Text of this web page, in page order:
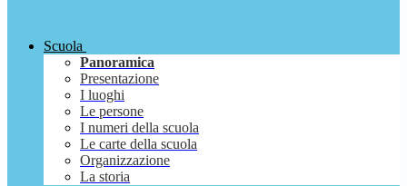
Scuola
Panoramica
Presentazione
I luoghi
Le persone
I numeri della scuola
Le carte della scuola
Organizzazione
La storia